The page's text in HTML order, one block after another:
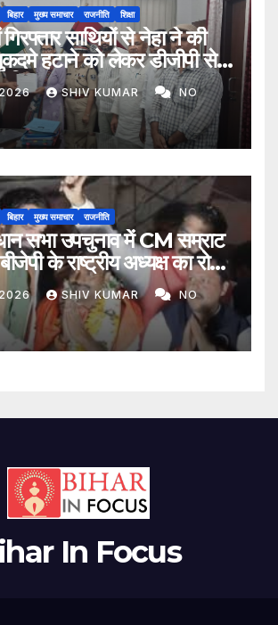
बिहार मुख्य समाचार राजनीति शिक्षा
साथियों से नेहा ने की
हटाने को लेकर डीजीपी से
SHIV KUMAR NO
बिहार मुख्य समाचार राजनीति
सभा उपचुनाव में CM सम्राट
के राष्ट्रीय अध्यक्ष का रोड
SHIV KUMAR NO
In Focus